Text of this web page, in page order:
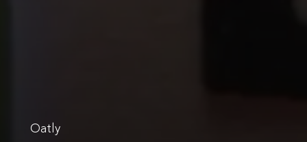
Oatly